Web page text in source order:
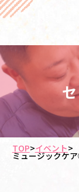
TOP>イベント>
ミュージックケ